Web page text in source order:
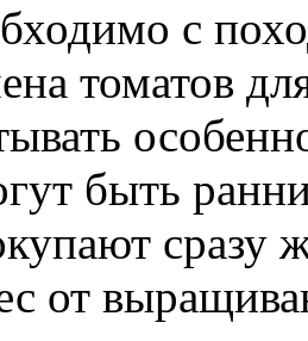
с
томатов
быть
сразу
от